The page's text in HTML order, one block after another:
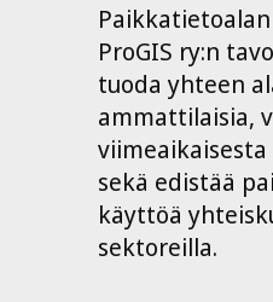
ProGIS ry:n
tuoda yhteen
ammattilaisia,
sekä edistää
käyttöä
sektoreilla.